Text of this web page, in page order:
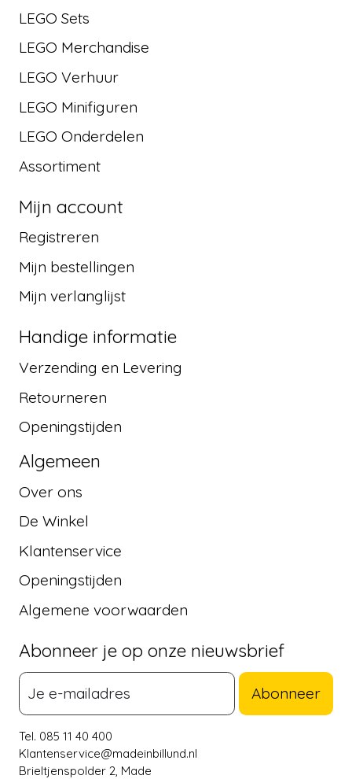
LEGO Sets
LEGO Merchandise
LEGO Verhuur
LEGO Minifiguren
LEGO Onderdelen
Assortiment
Mijn account
Registreren
Mijn bestellingen
Mijn verlanglijst
Handige informatie
Verzending en Levering
Retourneren
Openingstijden
Algemeen
Over ons
De Winkel
Klantenservice
Openingstijden
Algemene voorwaarden
Abonneer je op onze nieuwsbrief
Abonneer
Tel. 085 11 40 400
Klantenservice@madeinbillund.nl
Brieltjenspolder 2, Made